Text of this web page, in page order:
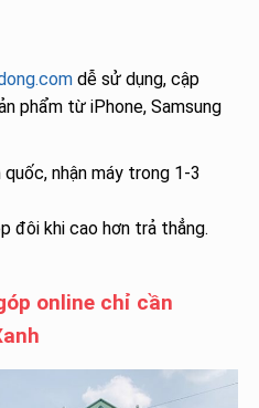
dễ sử dụng, cập
phẩm từ iPhone, Samsung
nhận máy trong 1-3
đôi khi cao hơn trả thẳng.
online chỉ cần